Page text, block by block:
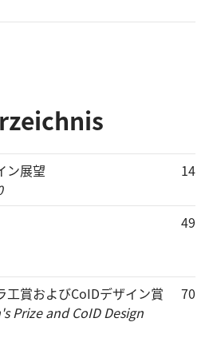
ン展望
14
49
工賞およびCoIDデザイン賞
Prize and CoID Design
70